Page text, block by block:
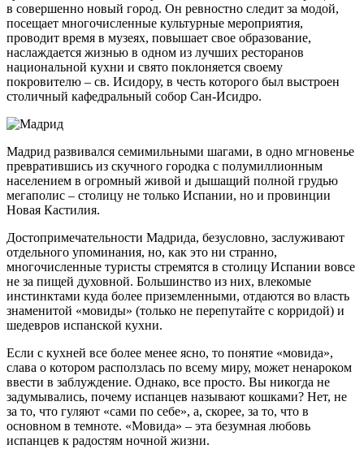
в совершенно новый город. Он ревностно следит за модой,
посещает многочисленные культурные мероприятия,
проводит время в музеях, повышает свое образование,
наслаждается жизнью в одном из лучших ресторанов
национальной кухни и свято поклоняется своему
покровителю – св. Исидору, в честь которого был выстроен
столичный кафедральный собор Сан-Исидро.
Мадрид развивался семимильными шагами, в одно мгновенье
превратившись из скучного городка с полумиллионным
населением в огромный живой и дышащий полной грудью
мегаполис – столицу не только Испании, но и провинции
Новая Кастилия.
Достопримечательности Мадрида, безусловно, заслуживают
отдельного упоминания, но, как это ни странно,
многочисленные туристы стремятся в столицу Испании вовсе
не за пищей духовной. Большинство из них, влекомые
инстинктами куда более приземленными, отдаются во власть
знаменитой «мовиды» (только не перепутайте с корридой) и
шедевров испанской кухни.
Если с кухней все более менее ясно, то понятие «мовида»,
слава о котором расползлась по всему миру, может ненароком
ввести в заблуждение. Однако, все просто. Вы никогда не
задумывались, почему испанцев называют кошками? Нет, не
за то, что гуляют «сами по себе», а, скорее, за то, что в
основном в темноте. «Мовида» – эта безумная любовь
испанцев к радостям ночной жизни.